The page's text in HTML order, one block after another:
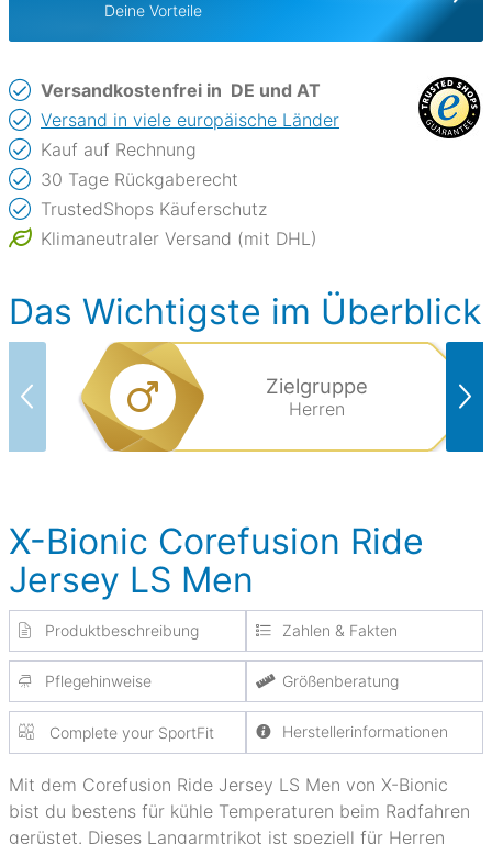
Deine Vorteile
Versandkostenfrei in DE und AT
Versand in viele europäische Länder
Kauf auf Rechnung
30 Tage Rückgaberecht
TrustedShops Käuferschutz
Klimaneutraler Versand (mit DHL)
Das Wichtigste im Überblick
Zielgruppe
Herren
X-Bionic Corefusion Ride
Jersey LS Men
Produktbeschreibung Zahlen & Fakten
Pflegehinweise Größenberatung
Complete your SportFit Herstellerinformationen
Mit dem Corefusion Ride Jersey LS Men von X-Bionic
bist du bestens für kühle Temperaturen beim Radfahren
gerüstet. Dieses Langarmtrikot ist speziell für Herren